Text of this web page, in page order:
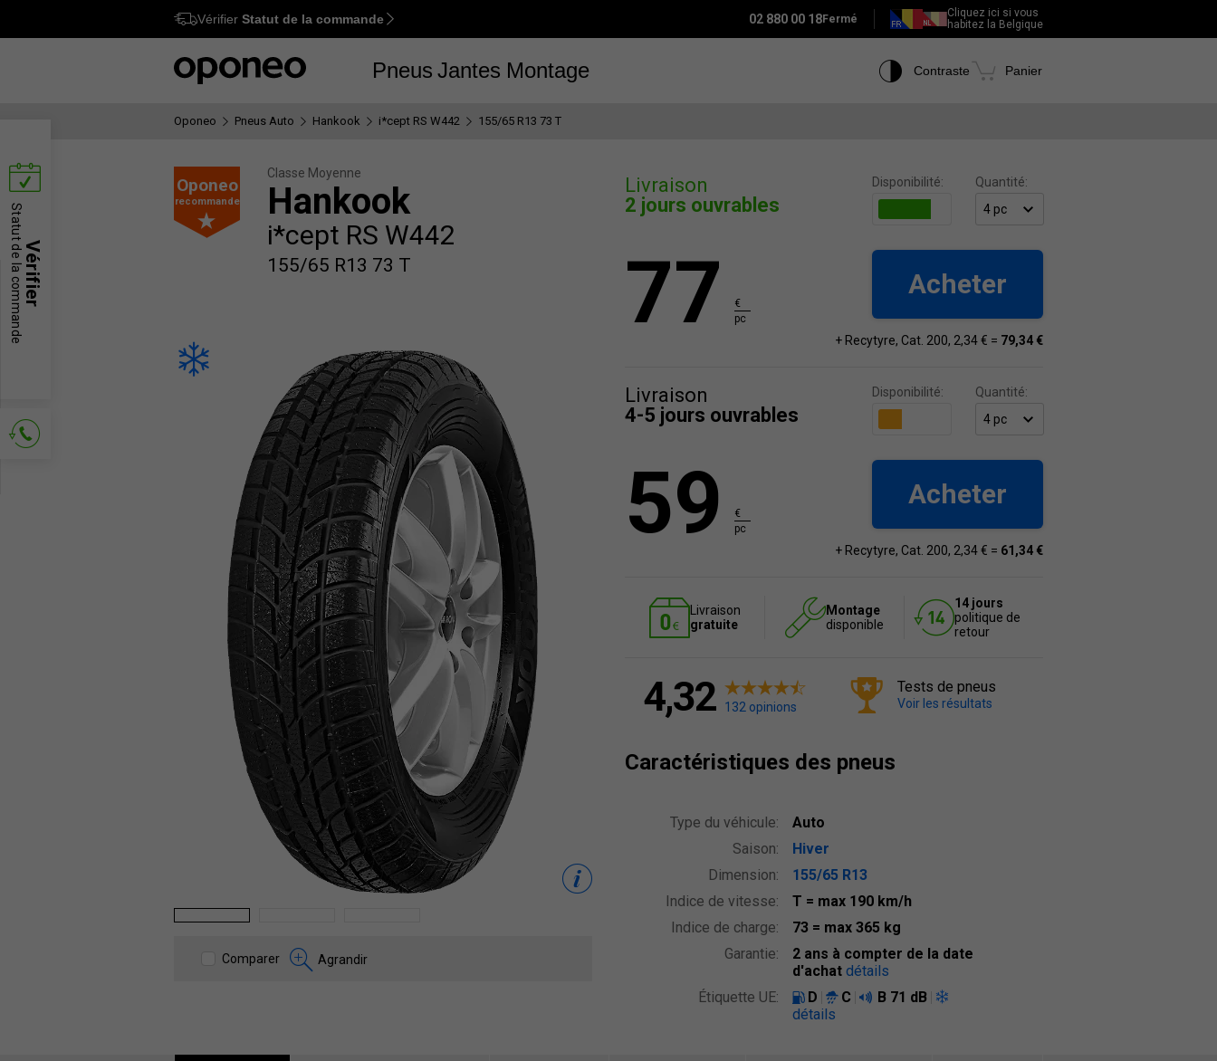
Ctrl M
Vérifier Statut de la commande 02 880 00 18Fermé
Cliquez ici si vous
habitez la Belgique
Pneus Jantes Montage Contraste Panier
Oponeo Pneus Auto Hankook i*cept RS W442 155/65 R13 73 T
Oponeo
recommande
Classe Moyenne
Hankook
i*cept RS W442
155/65 R13 73 T
Comparer Agrandir
Livraison
2 jours ouvrables
Disponibilité: Quantité:
77
€
pc
Acheter
+ Recytyre, Cat. 200, 2,34 € = 79,34 €
Livraison
4-5 jours ouvrables
Disponibilité: Quantité:
59
€
pc
Acheter
+ Recytyre, Cat. 200, 2,34 € = 61,34 €
Livraison
gratuite
Montage
disponible
14 jours
politique de
retour
4,32 132 opinions
Tests de pneus
Voir les résultats
Caractéristiques des pneus
Type du véhicule:
Auto
Saison:
Hiver
Dimension:
155/65 R13
Indice de vitesse:
T = max 190 km/h
Indice de charge:
73 = max 365 kg
Garantie:
2 ans à compter de la date
d'achat détails
Étiquette UE:
D C B 71 dB
détails
Vérifier
Statut de la commande